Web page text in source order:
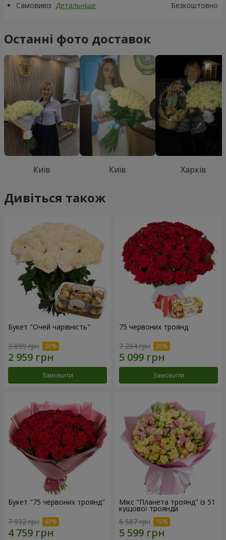
Самовивіз Детальніше Безкоштовно
Останні фото доставок
Київ Київ Харків
Дивіться також
Букет "Очей чарівність"
3 699 грн
Замовити
75 червоних троянд
7 284 грн
Замовити
Букет "75 червоних троянд"
7 932 грн
Мікс "Планета троянд" із 51
кущової троянди
6 587 грн